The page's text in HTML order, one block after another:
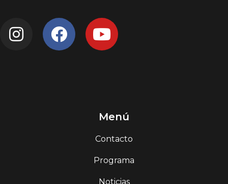
Menú
Contacto
Programa
Noticias